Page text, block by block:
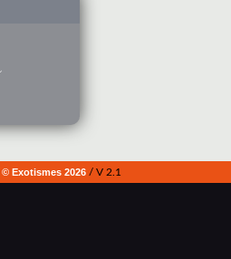
© Exotismes 2026/ V 2.1